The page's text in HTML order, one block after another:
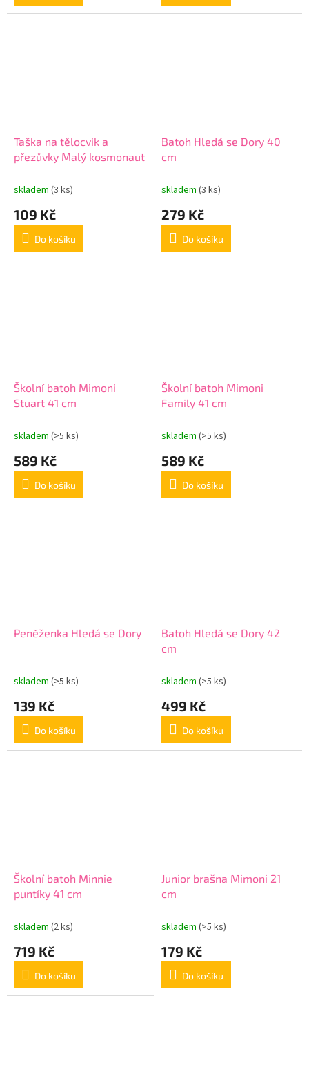
Taška na tělocvik a
přezůvky Malý kosmonaut
skladem (3 ks)
109 Kč
Do košíku
Batoh Hledá se Dory 40
cm
skladem (3 ks)
279 Kč
Do košíku
Školní batoh Mimoni
Stuart 41 cm
skladem (>5 ks)
589 Kč
Do košíku
Školní batoh Mimoni
Family 41 cm
skladem (>5 ks)
589 Kč
Do košíku
Peněženka Hledá se Dory
skladem (>5 ks)
139 Kč
Do košíku
Batoh Hledá se Dory 42
cm
skladem (>5 ks)
499 Kč
Do košíku
Školní batoh Minnie
puntíky 41 cm
skladem (2 ks)
719 Kč
Do košíku
Junior brašna Mimoni 21
cm
skladem (>5 ks)
179 Kč
Do košíku